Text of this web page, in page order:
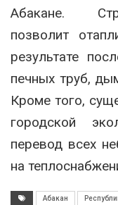
Абакане.
позволит
результате
печных труб,
Кроме того,
городской
перевод всех
на
Абакан